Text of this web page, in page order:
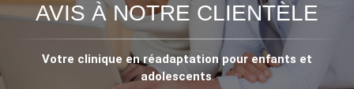
AVIS À NOTRE CLIENTÈLE
Votre clinique en réadaptation pour enfants et
adolescents.